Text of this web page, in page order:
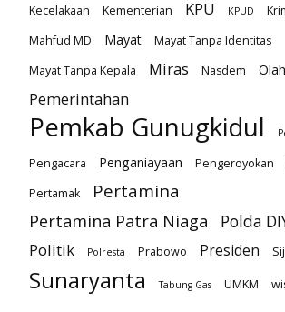
Kecelakaan
Kementerian KPU KPUD
Mahfud MD
Mayat
Mayat Tanpa Identitas
Mayat Tanpa Kepala
Miras Nasdem
Pemerintahan
Pemkab Gunugkidul
Pengacara Penganiayaan Pengeroyokan
Pertamak Pertamina
Pertamina Patra Niaga Polda
Politik
Polresta Prabowo Presiden
Sunaryanta Tabung Gas UMKM